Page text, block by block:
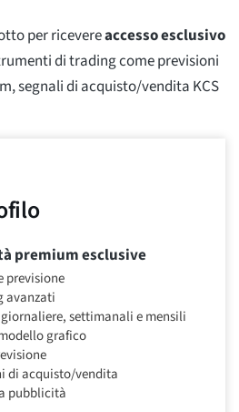
per ricevereaccesso esclusivo
di trading come previsioni
segnali di acquisto/vendita KCS
premium esclusive
previsione
avanzati
settimanali e mensili
grafico
di acquisto/vendita
pubblicità